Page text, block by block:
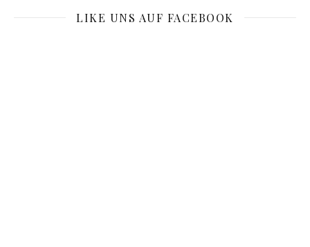
LIKE UNS AUF FACEBOOK